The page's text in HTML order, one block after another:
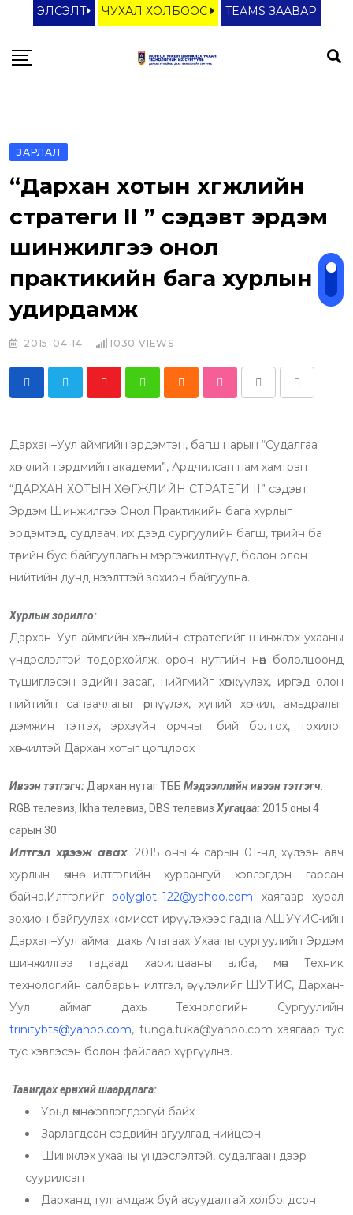
ЭЛСЭЛТ ЧУХАЛ ХОЛБООС TEAMS ЗААВАР
ЗАРЛАЛ
“Дархан хотын хөгжлийн
стратеги II ” сэдэвт эрдэм
шинжилгээ онол
практикийн бага хурлын
удирдамж
2015-04-14 1030 VIEWS
u
s
d
b
e
t
i
l
Дархан–Уул аймгийн эрдэмтэн, багш нарын “Судалгаа
хөгжлийн эрдмийн академи”, Ардчилсан нам хамтран
“ДАРХАН ХОТЫН ХӨГЖЛИЙН СТРАТЕГИ II” сэдэвт
Эрдэм Шинжилгээ Онол Практикийн бага хурлыг
эрдэмтэд, судлаач, их дээд сургуулийн багш, төрийн ба
төрийн бус байгууллагын мэргэжилтнүүд болон олон
нийтийн дунд нээлттэй зохион байгуулна.
Хурлын зорилго:
Дархан–Уул аймгийн хөгжлийн стратегийг шинжлэх ухааны
үндэслэлтэй тодорхойлж, орон нутгийн нөөц бололцоонд
түшиглэсэн эдийн засаг, нийгмийг хөгжүүлэх, иргэд олон
нийтийн санаачлагыг өрнүүлэх, хүний хөгжил, амьдралыг
дэмжин тэтгэх, эрхзүйн орчныг бий болгох, тохилог
хөгжилтэй Дархан хотыг цогцлоох
Ивээн тэтгэгч: Дархан нутаг ТББ Мэдээллийн ивээн тэтгэгч:
RGB телевиз, lkha телевиз, DBS телевиз Хугацаа: 2015 оны 4
сарын 30
Илтгэл хүлээж авах: 2015 оны 4 сарын 01-нд хүлээн авч
хурлын өмнө илтгэлийн хураангуй хэвлэгдэн гарсан
байна.Илтгэлийгpolyglot_122@yahoo.com хаягаар хурал
зохион байгуулах комисст ирүүлэхээс гадна АШУҮИС-ийн
Дархан–Уул аймаг дахь Анагаах Ухааны сургуулийн Эрдэм
шинжилгээ гадаад харилцааны алба, мөн Техник
технологийн салбарын илтгэл, өгүүлэлийг ШУТИС, Дархан-
Уул аймаг дахь Технологийн Сургуулийн
trinitybts@yahoo.com, tunga.tuka@yahoo.com хаягаар тус
тус хэвлэсэн болон файлаар хүргүүлнэ.
Тавигдахерөнхийшаардлага:
Урьд өмнө хэвлэгдээгүй байх
Зарлагдсан сэдвийн агуулгад нийцсэн
Шинжлэх ухааны үндэслэлтэй, судалгаан дээр
суурилсан
Дарханд тулгамдаж буй асуудалтай холбогдсон